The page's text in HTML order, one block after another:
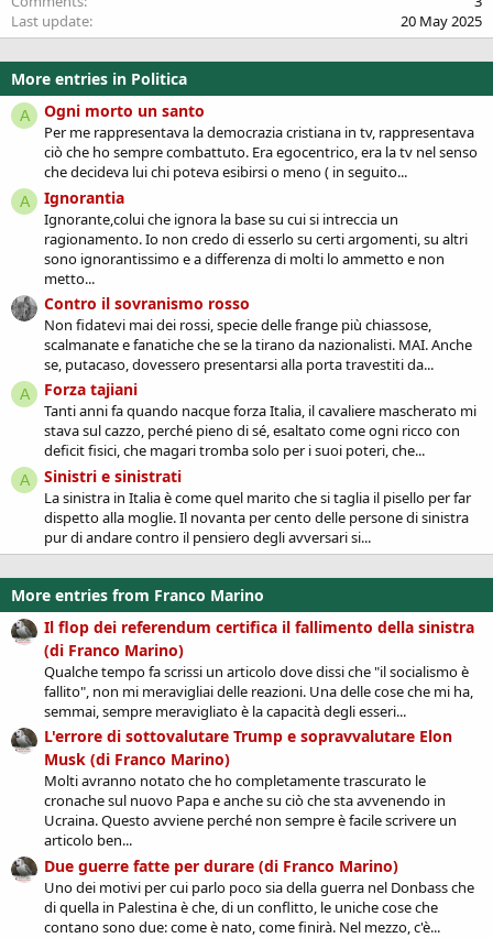
Last update
20 May 2025
More entries in Politica
A Ogni morto un santo
Per me rappresentava la democrazia cristiana in tv, rappresentava
ciò che ho sempre combattuto. Era egocentrico, era la tv nel senso
che decideva lui chi poteva esibirsi o meno ( in seguito...
A Ignorantia
Ignorante,colui che ignora la base su cui si intreccia un
ragionamento. Io non credo di esserlo su certi argomenti, su altri
sono ignorantissimo e a differenza di molti lo ammetto e non
metto...
Contro il sovranismo rosso
Non fidatevi mai dei rossi, specie delle frange più chiassose,
scalmanate e fanatiche che se la tirano da nazionalisti. MAI. Anche
se, putacaso, dovessero presentarsi alla porta travestiti da...
A Forza tajiani
Tanti anni fa quando nacque forza Italia, il cavaliere mascherato mi
stava sul cazzo, perché pieno di sé, esaltato come ogni ricco con
deficit fisici, che magari tromba solo per i suoi poteri, che...
A Sinistri e sinistrati
La sinistra in Italia è come quel marito che si taglia il pisello per far
dispetto alla moglie. Il novanta per cento delle persone di sinistra
pur di andare contro il pensiero degli avversari si...
More entries from Franco Marino
Il flop dei referendum certifica il fallimento della sinistra
(di Franco Marino)
Qualche tempo fa scrissi un articolo dove dissi che "il socialismo è
fallito", non mi meravigliai delle reazioni. Una delle cose che mi ha,
semmai, sempre meravigliato è la capacità degli esseri...
L'errore di sottovalutare Trump e sopravvalutare Elon
Musk (di Franco Marino)
Molti avranno notato che ho completamente trascurato le
cronache sul nuovo Papa e anche su ciò che sta avvenendo in
Ucraina. Questo avviene perché non sempre è facile scrivere un
articolo ben...
Due guerre fatte per durare (di Franco Marino)
Uno dei motivi per cui parlo poco sia della guerra nel Donbass che
di quella in Palestina è che, di un conflitto, le uniche cose che
contano sono due: come è nato, come finirà. Nel mezzo, c'è...